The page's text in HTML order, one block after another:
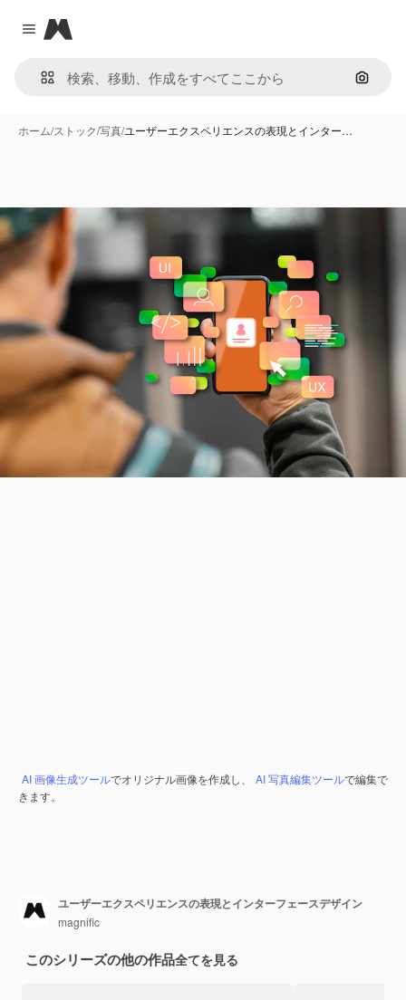
Close menu
Magnific
画像で
ホーム/ストック/写真/ユーザーエクスペリエンスの表現とインター…
AI 画像生成ツールでオリジナル画像を作成し、 AI 写真編集ツールで編集で
きます。
ユーザーエクスペリエンスの表現とインターフェースデザイン
magnific
このシリーズの他の作品全てを見る